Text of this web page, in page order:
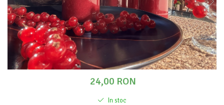
24,00 RON
In stoc